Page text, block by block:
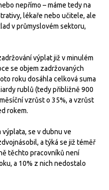
nepřímo – máme tedy na
lékaře nebo učitele, ale
v průmyslovém sektoru,
výplat již v minulém
se objem zadržovaných
roku dosáhla celková suma
rublů (tedy přibližně 900
vzrůst o 35%, a vzrůst
rokem.
se v dubnu ve
a týká se již téměř
těchto pracovníků není
a 10% z nich nedostalo